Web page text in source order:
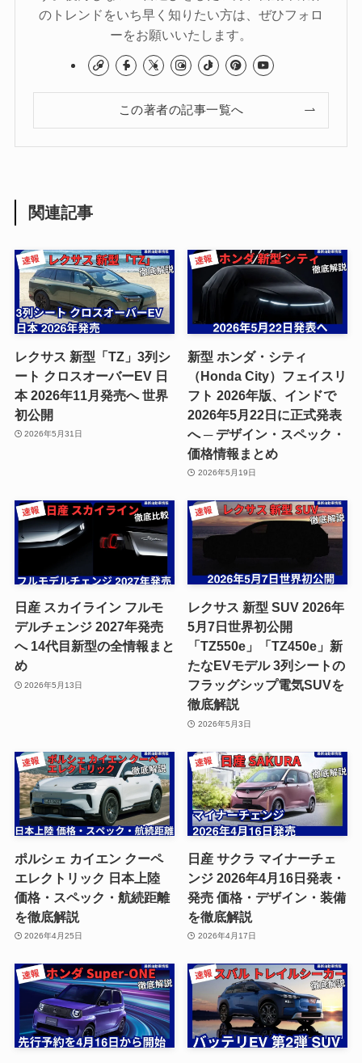
のトレンドをいち早く知りたい方は、ぜひフォロ
ーをお願いいたします。
この著者の記事一覧へ
関連記事
レクサス 新型「TZ」3列シ
ート クロスオーバーEV 日
本 2026年11月発売へ 世界
初公開
2026年5月31日
新型 ホンダ・シティ
（Honda City）フェイスリ
フト 2026年版、インドで
2026年5月22日に正式発表
へ ─ デザイン・スペック・
価格情報まとめ
2026年5月19日
日産 スカイライン フルモ
デルチェンジ 2027年発売
へ 14代目新型の全情報まと
め
2026年5月13日
レクサス 新型 SUV 2026年
5月7日世界初公開
「TZ550e」「TZ450e」新
たなEVモデル 3列シートの
フラッグシップ電気SUVを
徹底解説
2026年5月3日
ポルシェ カイエン クーペ
エレクトリック 日本上陸
価格・スペック・航続距離
を徹底解説
2026年4月25日
日産 サクラ マイナーチェ
ンジ 2026年4月16日発表・
発売 価格・デザイン・装備
を徹底解説
2026年4月17日